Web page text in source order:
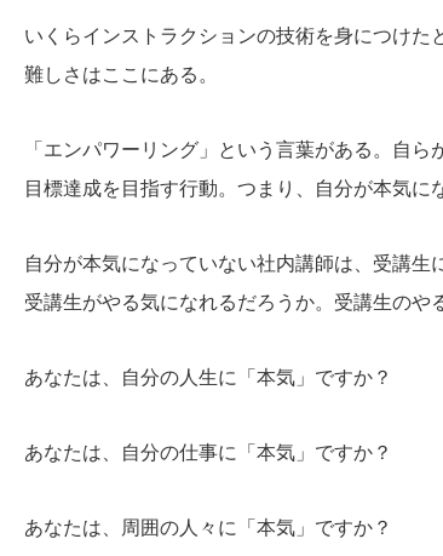
いくらインストラクションの技術を身につけ
難しさはここにある。
「エンパワーリング」という言葉がある。自
目標達成を目指す行動。つまり、自分が本気に
自分が本気になっていない社内講師は、受講
受講生がやる気になれるだろうか。受講生のや
あなたは、自分の人生に「本気」ですか？
あなたは、自分の仕事に「本気」ですか？
あなたは、周囲の人々に「本気」ですか？